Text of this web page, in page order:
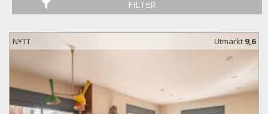
FILTER
NYTT Utmärkt 9,6